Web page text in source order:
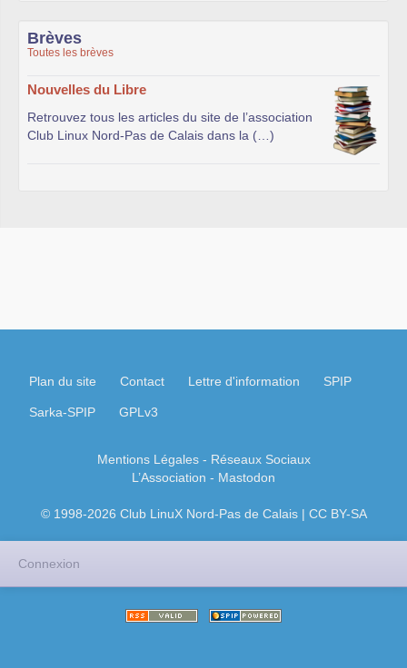
Brèves
Toutes les brèves
Nouvelles du Libre
Retrouvez tous les articles du site de l’association
Club Linux Nord-Pas de Calais dans la (…)
Plan du site Contact Lettre d'information SPIP
Sarka-SPIP GPLv3
Mentions Légales- Réseaux Sociaux
L’Association - Mastodon
© 1998-2026 Club LinuX Nord-Pas de Calais | CC BY-SA
Connexion